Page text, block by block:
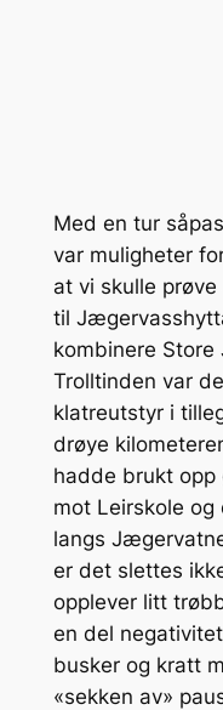
Med en tur
var muligheter
at vi skulle
til
kombinere
Trolltinden var
klatreutstyr i
drøye
hadde brukt opp
mot Leirskole
langs
er det slettes
opplever litt
en del
busker og kratt
«sekken av»